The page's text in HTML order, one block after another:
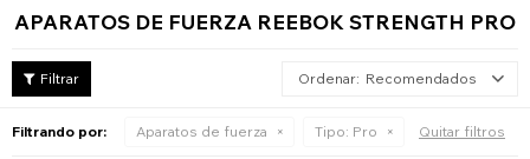
APARATOS DE FUERZA REEBOK STRENGTH PRO
Recomendados
Filtrando por: Aparatos de fuerza Tipo: Pro Quitar filtros